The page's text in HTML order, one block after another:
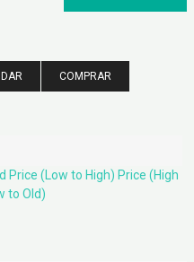
COMPRAR
Price (Low to High) Price (High
to Old)